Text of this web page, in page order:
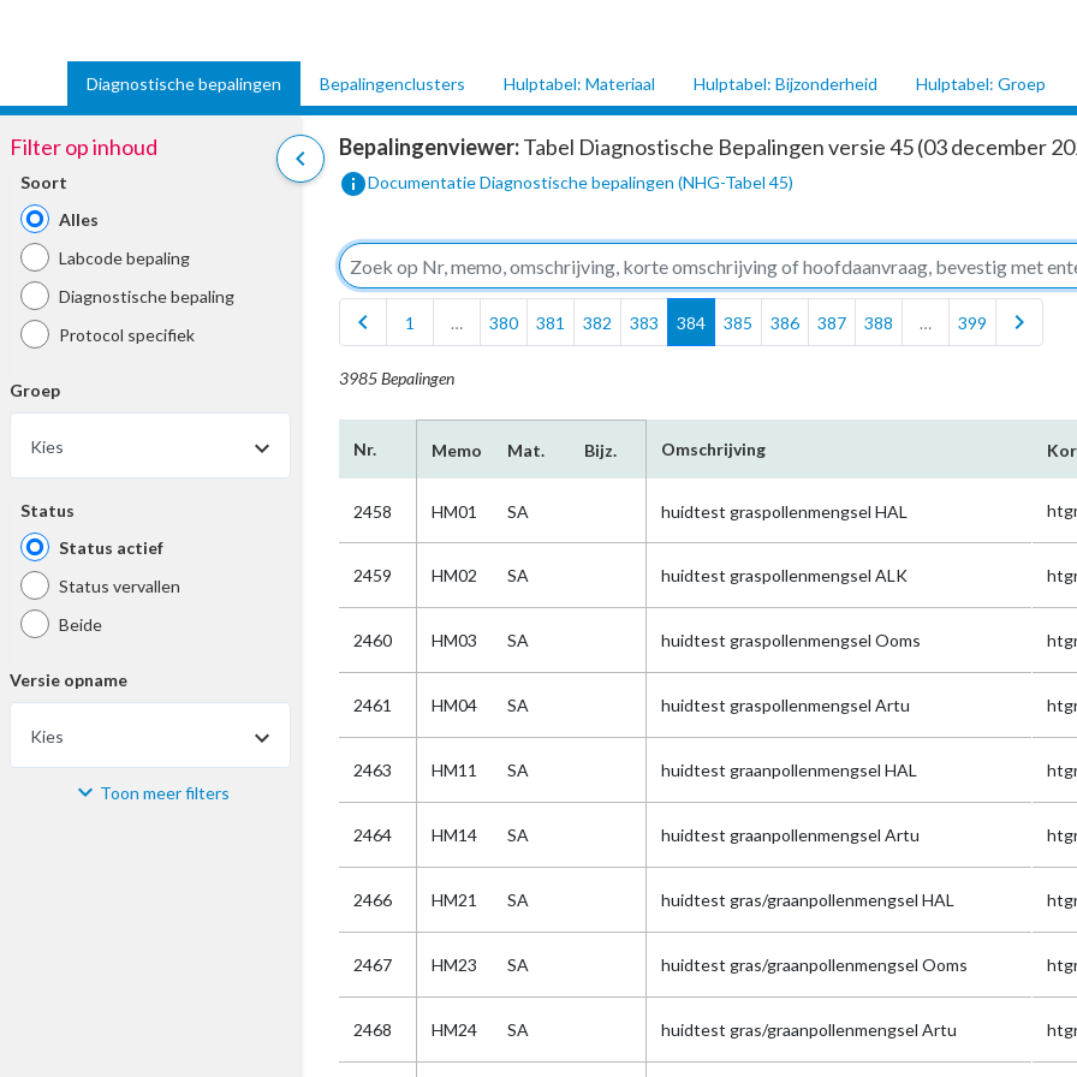
Diagnostische bepalingen Bepalingenclusters Hulptabel: Materiaal Hulptabel: Bijzonderheid Hulptabel: Groep
chevron_left
Filter op inhoud
Soort
Alles
Labcode bepaling
Diagnostische bepaling
Protocol specifiek
Groep
Kies
Status
Status actief
Status vervallen
Beide
Versie opname
Kies
Materiaal Toon meer filters
Bepalingenviewer:Tabel Diagnostische Bepalingen versie 45 (03 december
infoDocumentatie Diagnostische bepalingen (NHG-Tabel 45)
chevron_left
1 … 380 381 382 383 384 385 386 387 388 … 399 chevron_right
3985 Bepalingen
Nr. Memo Mat. Bijz. Omschrijving
2458 HM01 SA huidtest graspollenmengsel HAL
2459 HM02 SA huidtest graspollenmengsel ALK
2460 HM03 SA huidtest graspollenmengsel Ooms
2461 HM04 SA huidtest graspollenmengsel Artu
2463 HM11 SA huidtest graanpollenmengsel HAL
2464 HM14 SA huidtest graanpollenmengsel Artu
2466 HM21 SA huidtest gras/graanpollenmengsel HAL
2467 HM23 SA huidtest gras/graanpollenmengsel Ooms
2468 HM24 SA huidtest gras/graanpollenmengsel Artu